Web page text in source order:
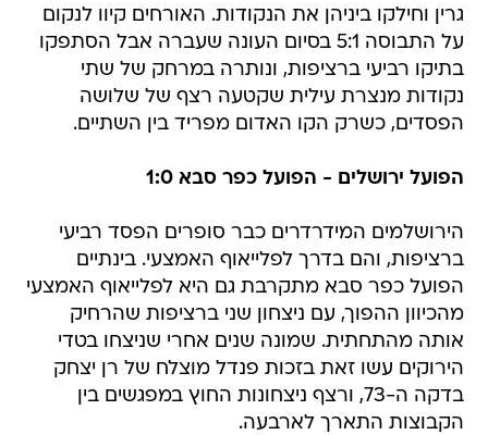
גרין וחילקו ביניהן את הנקודות. האורחים קיוו לנקום
על התבוסה 5:1 בסיום העונה שעברה אבל הסתפקו
בתיקו רביעי ברציפות, ונותרה במרחק של שתי
נקודות מנצרת עילית שקטעה רצף של שלושה
הפסדים, כשרק הקו האדום מפריד בין השתיים.
הפועל ירושלים - הפועל כפר סבא 1:0
הירושלמים המידרדרים כבר סופרים הפסד רביעי
ברציפות, והם בדרך לפלייאוף האמצעי. בינתיים
הפועל כפר סבא מתקרבת גם היא לפלייאוף האמצעי
מהכיוון ההפוך, עם ניצחון שני ברציפות שהרחיק
אותה מהתחתית. שמונה שנים אחרי שניצחו בטדי
הירוקים עשו זאת בזכות פנדל מוצלח של רן יצחק
בדקה ה-73, ורצף ניצחונות החוץ במפגשים בין
הקבוצות התארך לארבעה.